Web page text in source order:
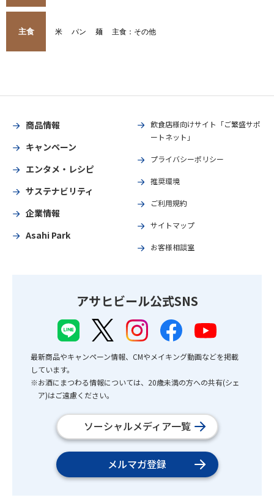
主食 米 パン 麺 主食：その他
商品情報
キャンペーン
エンタメ・レシピ
サステナビリティ
企業情報
Asahi Park
飲食店様向けサイト「ご繁盛サポ
ートネット」
プライバシーポリシー
推奨環境
ご利用規約
サイトマップ
お客様相談室
アサヒビール公式SNS
最新商品やキャンペーン情報、CMやメイキング動画などを掲載
しています。
※お酒にまつわる情報については、20歳未満の方への共有(シェ
ア)はご遠慮ください。
ソーシャルメディア一覧
メルマガ登録